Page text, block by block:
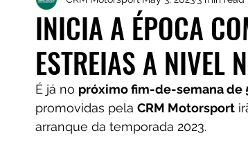
INICIA A ÉPOCA
ESTREIAS A NIVEL
É já no próximo fim-de-semana de
promovidas pela CRM Motorsport
arranque da temporada 2023.